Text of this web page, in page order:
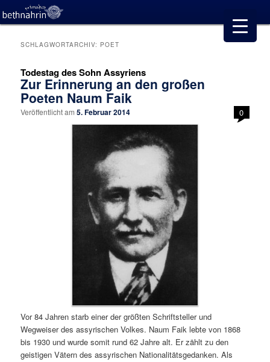
SCHLAGWORTARCHIV: POET
Todestag des Sohn Assyriens
Zur Erinnerung an den großen
Poeten Naum Faik
Veröffentlicht am5. Februar 2014 0
Vor 84 Jahren starb einer der größten Schriftsteller und
Wegweiser des assyrischen Volkes. Naum Faik lebte von 1868
bis 1930 und wurde somit rund 62 Jahre alt. Er zählt zu den
geistigen Vätern des assyrischen Nationalitätsgedanken. Als